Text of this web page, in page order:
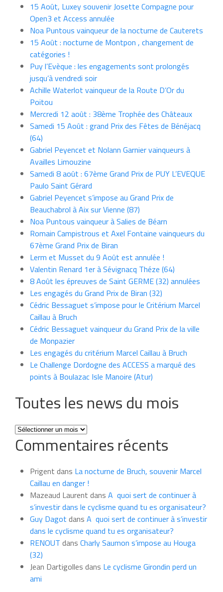
15 Août, Luxey souvenir Josette Compagne pour
Open3 et Access annulée
Noa Puntous vainqueur de la nocturne de Cauterets
15 Août : nocturne de Montpon , changement de
catégories !
Puy l’Evèque : les engagements sont prolongés
jusqu’à vendredi soir
Achille Waterlot vainqueur de la Route D’Or du
Poitou
Mercredi 12 août : 38ème Trophée des Châteaux
Samedi 15 Août : grand Prix des Fêtes de Bénéjacq
(64)
Gabriel Peyencet et Nolann Garnier vainqueurs à
Availles Limouzine
Samedi 8 août : 67ème Grand Prix de PUY L’EVEQUE
Paulo Saint Gérard
Gabriel Peyencet s’impose au Grand Prix de
Beauchabrol à Aix sur Vienne (87)
Noa Puntous vainqueur à Salies de Béarn
Romain Campistrous et Axel Fontaine vainqueurs du
67ème Grand Prix de Biran
Lerm et Musset du 9 Août est annulée !
Valentin Renard 1er à Sévignacq Théze (64)
8 Août les épreuves de Saint GERME (32) annulées
Les engagés du Grand Prix de Biran (32)
Cédric Bessaguet s’impose pour le Critérium Marcel
Caillau à Bruch
Cédric Bessaguet vainqueur du Grand Prix de la ville
de Monpazier
Les engagés du critérium Marcel Caillau à Bruch
Le Challenge Dordogne des ACCESS a marqué des
points à Boulazac Isle Manoire (Atur)
Toutes les news du mois
Toutes
les
news
mois
Commentaires récents
Prigent dans La nocturne de Bruch, souvenir Marcel
Caillau en danger !
Mazeaud Laurent dans A quoi sert de continuer à
s’investir dans le cyclisme quand tu es organisateur?
Guy Dagot dans A quoi sert de continuer à s’investir
dans le cyclisme quand tu es organisateur?
RENOUT dans Charly Saumon s’impose au Houga
(32)
Jean Dartigolles dans Le cyclisme Girondin perd un
ami